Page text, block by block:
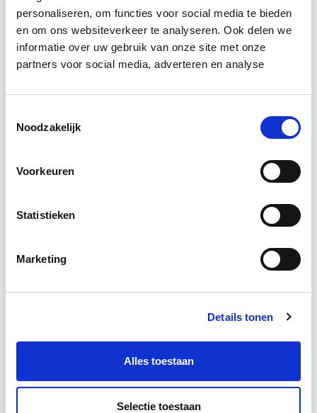
personaliseren, om functies voor social media te bieden
en om ons websiteverkeer te analyseren. Ook delen we
informatie over uw gebruik van onze site met onze
partners voor social media, adverteren en analyse
Noodzakelijk
Voorkeuren
Statistieken
Marketing
Details tonen
Alles toestaan
Selectie toestaan
Vastgoedrecht & Bouwrecht
zo goed mogelijk zelf kunt afhandelen. Klassikaal
4 uur per week
Eerstvolgende startdatum
Meer informatie